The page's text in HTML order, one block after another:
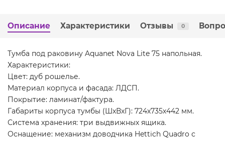
Описание Характеристики Отзывы 0
Тумба под раковину Aquanet Nova Lite 75 напольная.
Характеристики:
Цвет: дуб рошелье.
Материал корпуса и фасада: ЛДСП.
Покрытие: ламинат/фактура.
Габариты корпуса тумбы (ШxВxГ): 724х735х442 мм.
Система хранения: три выдвижных ящика.
Оснащение: механизм доводчика Hettich Quadro с